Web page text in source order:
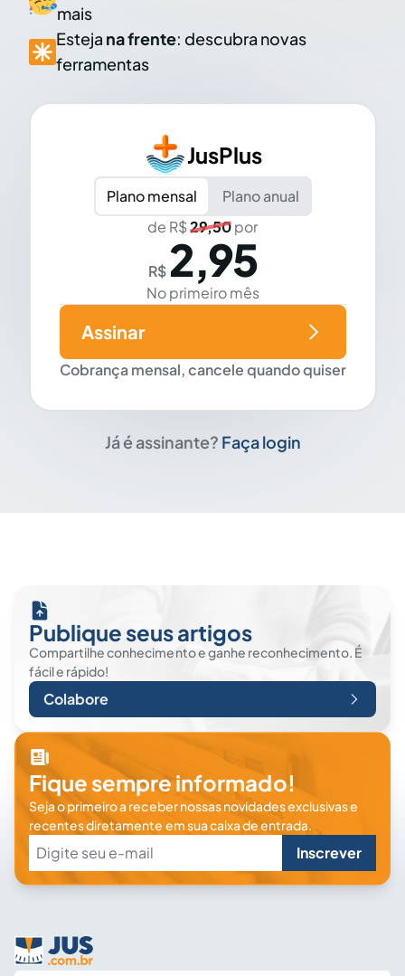
mais
Esteja na frente: descubra novas
ferramentas
JusPlus
Plano mensal
Plano anual
de R$29,50por
R$ 2,95
No primeiro mês
Cobrança mensal, cancele quando quiser
Assinar
Já é assinante? Faça login
Publique seus artigos
Compartilhe conhecimento e ganhe reconhecimento. É
fácil e rápido!
Colabore
Fique sempre informado!
Seja o primeiro a receber nossas novidades exclusivas e
recentes diretamente em sua caixa de entrada.
Inscrever